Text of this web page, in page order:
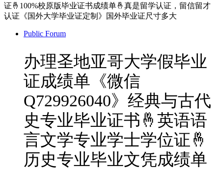
证🤞100%校原版毕业证书成绩单🤞真是留学认证，留信留才
认证《国外大学毕业证定制》国外毕业证尺寸多大
Public Forum
办理圣地亚哥大学假毕业
证成绩单《微信
Q729926040》经典与古代
史专业毕业证书🤞英语语
言文学专业学士学位证🤞
历史专业毕业文凭成绩单